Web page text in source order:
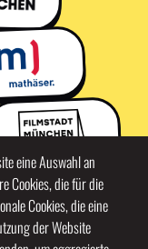
eine Auswahl an
Cookies, die für die
Cookies, die eine
der Website